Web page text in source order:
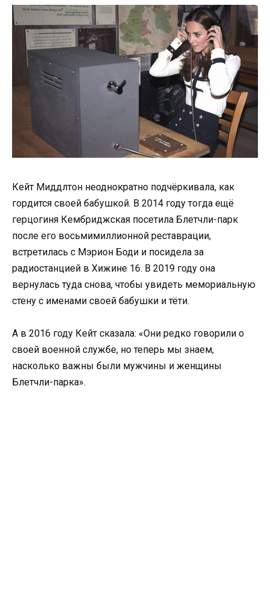
Кейт Миддлтон неоднократно подчёркивала, как
гордится своей бабушкой. В 2014 году тогда ещё
герцогиня Кембриджская посетила Блетчли-парк
после его восьмимиллионной реставрации,
встретилась с Мэрион Боди и посидела за
радиостанцией в Хижине 16. В 2019 году она
вернулась туда снова, чтобы увидеть мемориальную
стену с именами своей бабушки и тёти.
А в 2016 году Кейт сказала: «Они редко говорили о
своей военной службе, но теперь мы знаем,
насколько важны были мужчины и женщины
Блетчли-парка».